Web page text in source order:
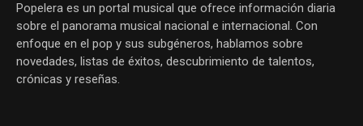
Popelera es un portal musical que ofrece información diaria
sobre el panorama musical nacional e internacional. Con
enfoque en el pop y sus subgéneros, hablamos sobre
novedades, listas de éxitos, descubrimiento de talentos,
crónicas y reseñas.